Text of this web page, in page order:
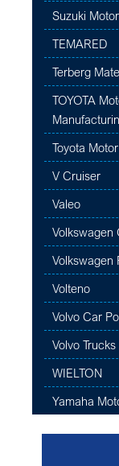
Suzuki
TEMARED
Terberg
TOYOTA
Toyota
V Cruiser
Valeo
Volkswagen
Volkswagen
Volteno
Volvo Car
Volvo Trucks
WIELTON
Yamaha